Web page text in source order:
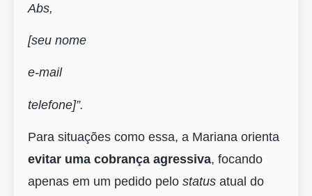
Abs,
[seu nome
e-mail
telefone]”.
Para situações como essa, a Mariana orienta
evitar uma cobrança agressiva, focando
apenas em um pedido pelo status atual do